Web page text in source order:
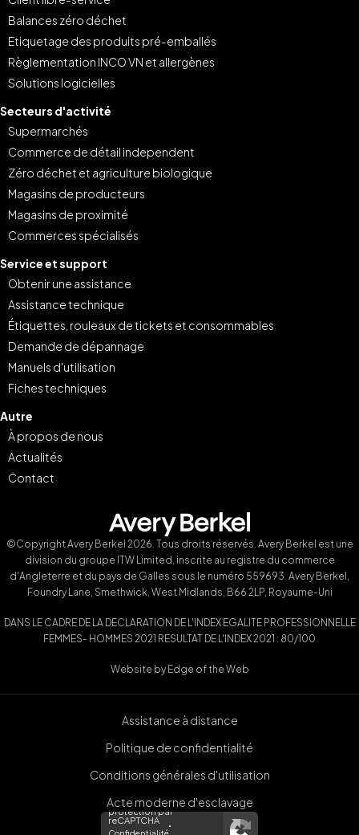
Balances zéro déchet
Etiquetage des produits pré-emballés
Règlementation INCO VN et allergènes
Solutions logicielles
Secteurs d'activité
Supermarchés
Commerce de détail independent
Zéro déchet et agriculture biologique
Magasins de producteurs
Magasins de proximité
Commerces spécialisés
Service et support
Obtenir une assistance
Assistance technique
Étiquettes, rouleaux de tickets et consommables
Demande de dépannage
Manuels d'utilisation
Fiches techniques
Autre
À propos de nous
Actualités
Contact
©Copyright Avery Berkel 2026. Tous droits réservés. Avery Berkel est une
division du groupe ITW Limited, inscrite au registre du commerce
d'Angleterre et du pays de Galles sous le numéro 559693. Avery Berkel,
Foundry Lane, Smethwick, West Midlands, B66 2LP, Royaume-Uni
DANS LE CADRE DE LA DECLARATION DE L'INDEX EGALITE PROFESSIONNELLE
FEMMES- HOMMES 2021 RESULTAT DE L'INDEX 2021 : 80/100
Website by Edge of the Web
Assistance à distance
Politique de confidentialité
Conditions générales d'utilisation
Acte moderne d'esclavage
protection par
reCAPTCHA